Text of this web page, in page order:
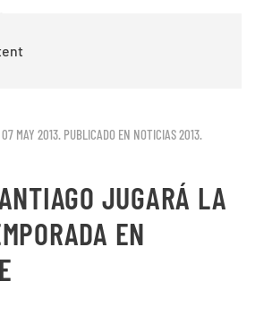
07 MAY 2013. PUBLICADO EN NOTICIAS 2013.
JUGARÁ LA
EN